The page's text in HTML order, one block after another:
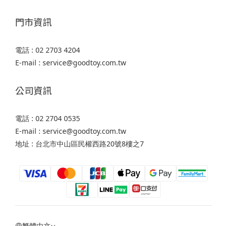
門市資訊
電話 : 02 2703 4204
E-mail : service@goodtoy.com.tw
公司資訊
電話 : 02 2704 0535
E-mail : service@goodtoy.com.tw
地址 : 台北市中山區民權西路20號8樓之7